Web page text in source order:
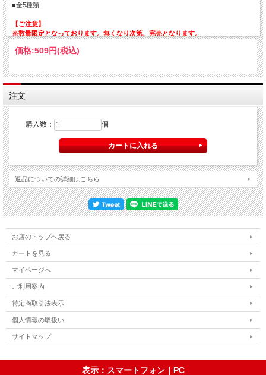
■全5種類
【ご注意】
※数量限定となっております。無くなり次第、完売となります。
価格:509円(税込)
注文
購入数： 個
返品についての詳細はこちら
お店のトップへ戻る
カートを見る
マイページへ
ご利用案内
特定商取引法表示
個人情報の取扱い
サイトマップ
表示：スマートフォン｜ PC